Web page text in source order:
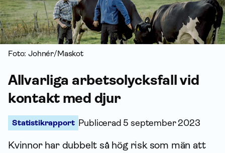
Foto: Johnér/Maskot
Allvarliga arbetsolycksfall vid
kontakt med djur
Statistikrapport Publicerad 5 september 2023
Kvinnor har dubbelt så hög risk som män att